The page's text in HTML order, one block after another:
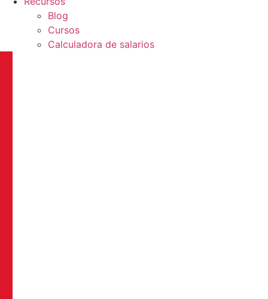
Blog
Cursos
Calculadora de salarios